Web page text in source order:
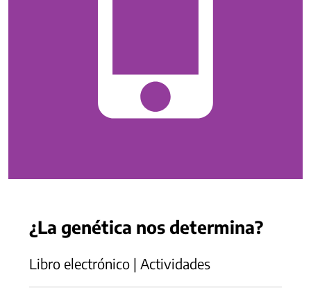
¿La genética nos determina?
Libro electrónico | Actividades